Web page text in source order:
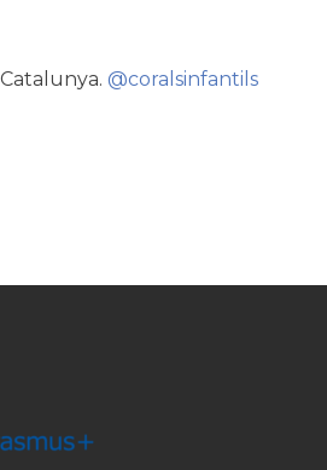
@coralsinfantils